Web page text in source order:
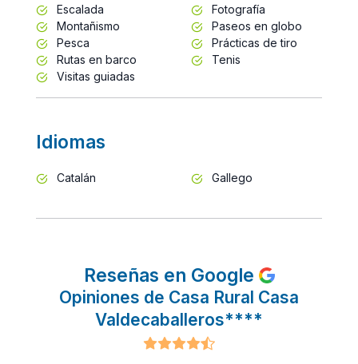
Escalada
Fotografía
Montañismo
Paseos en globo
Pesca
Prácticas de tiro
Rutas en barco
Tenis
Visitas guiadas
Idiomas
Catalán Gallego
Reseñas en Google
Opiniones de Casa Rural Casa
Valdecaballeros****